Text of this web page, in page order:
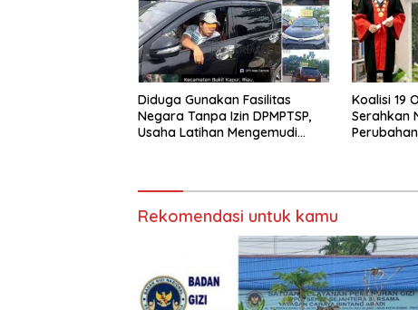
Diduga Gunakan Fasilitas
Negara Tanpa Izin DPMPTSP,
Usaha Latihan Mengemudi
Koalisi 19
Serahkan
Rekomendasi untuk kamu